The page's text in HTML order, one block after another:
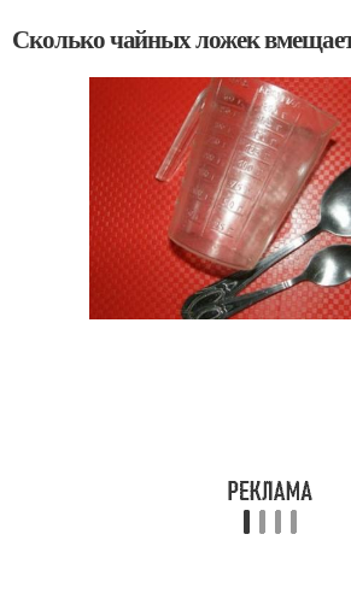
Сколько чайных ложек